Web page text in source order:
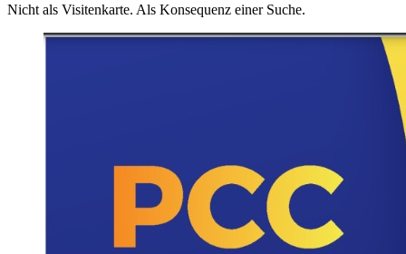
Nicht als Visitenkarte. Als Konsequenz einer Suche.